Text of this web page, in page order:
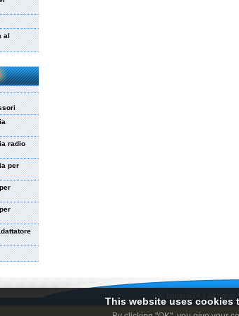
al
radio
per
All
This website uses cookies